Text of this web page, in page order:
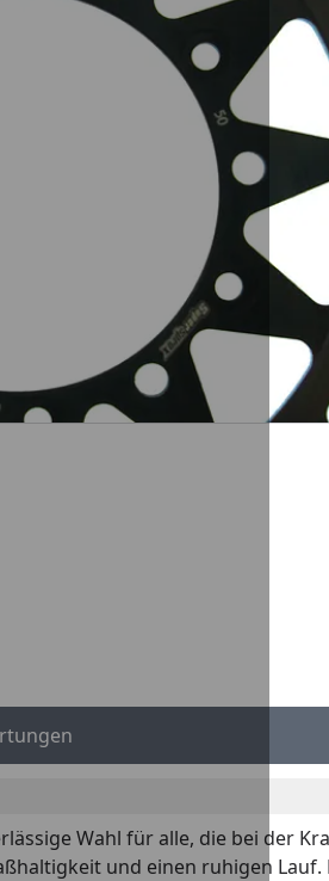
Wahl für alle, die bei der
und einen ruhigen